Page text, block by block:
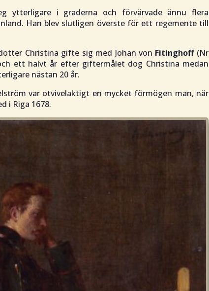
ytterligare i graderna och förvärvade ännu flera
Han blev slutligen överste för ett regemente till
Christina gifte sig med Johan von Fitinghoff(Nr
ett halvt år efter giftermålet dog Christina medan
nästan 20 år.
var otvivelaktigt en mycket förmögen man, när
i Riga 1678.